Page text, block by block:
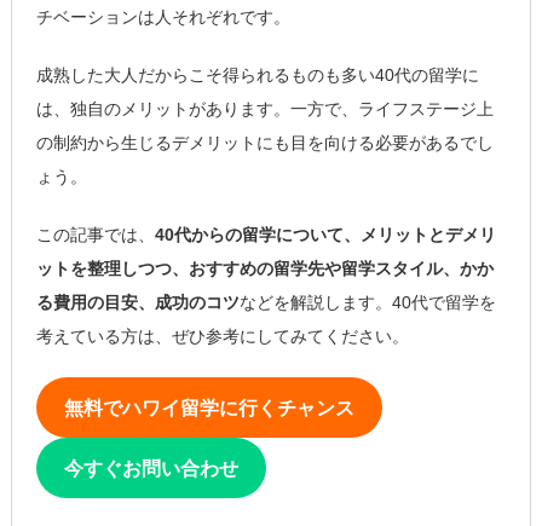
チベーションは人それぞれです。
成熟した大人だからこそ得られるものも多い40代の留学に
は、独自のメリットがあります。一方で、ライフステージ上
の制約から生じるデメリットにも目を向ける必要があるでし
ょう。
この記事では、 40代からの留学について、メリットとデメリ
ットを整理しつつ、おすすめの留学先や留学スタイル、かか
る費用の目安、成功のコツなどを解説します。40代で留学を
考えている方は、ぜひ参考にしてみてください。
無料でハワイ留学に行くチャンス
今すぐお問い合わせ